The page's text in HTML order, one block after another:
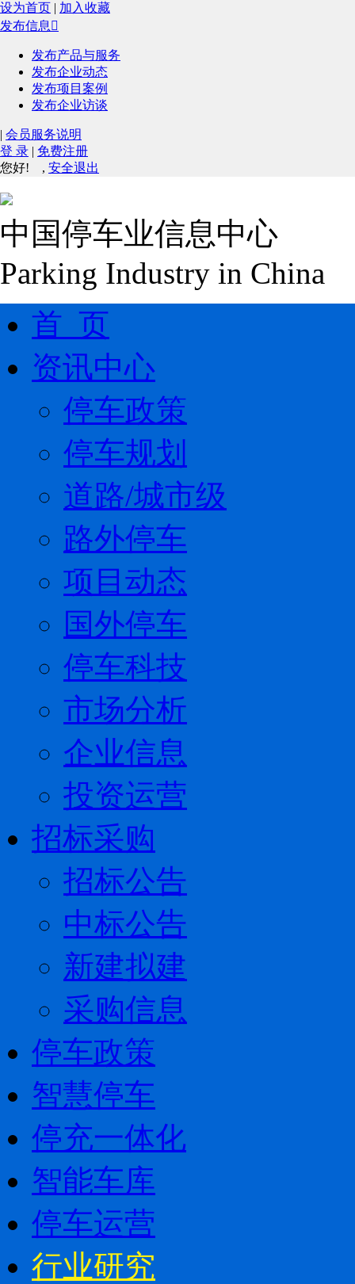
设为首页 | 加入收藏
发布信息 
发布产品与服务
发布企业动态
发布项目案例
发布企业访谈
| 会员服务说明
登 录 | 免费注册
您好!
, 安全退出
中国停车业信息中心
Parking Industry in China
首 页
资讯中心
停车政策
停车规划
道路/城市级
路外停车
项目动态
国外停车
停车科技
市场分析
企业信息
投资运营
招标采购
招标公告
中标公告
新建拟建
采购信息
停车政策
智慧停车
停充一体化
智能车库
停车运营
行业研究